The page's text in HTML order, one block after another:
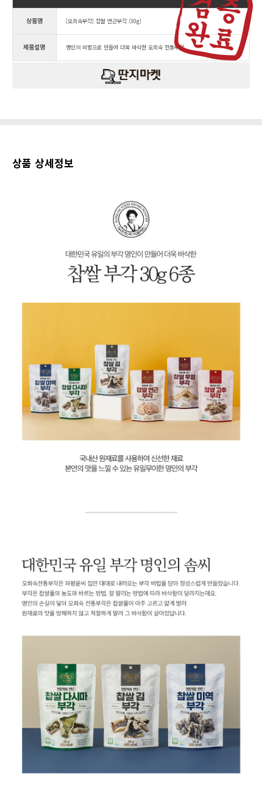
상품명 [오희숙부각] 찹쌀 연근부각 (30g)
제품설명 명인의 비법으로 만들어 더욱 바삭한 오희숙 전통부각
상품 상세정보